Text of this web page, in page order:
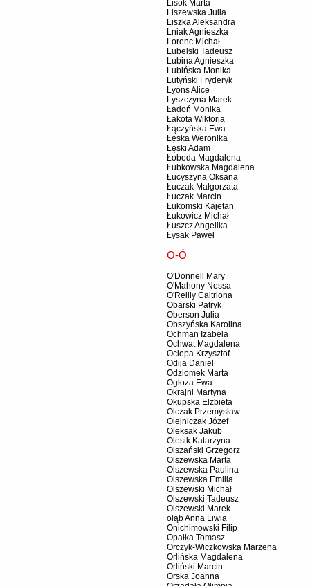
Lisok Marta
Liszewska Julia
Liszka Aleksandra
Lniak Agnieszka
Lorenc Michał
Lubelski Tadeusz
Lubina Agnieszka
Lubińska Monika
Lutyński Fryderyk
Lyons Alice
Lyszczyna Marek
Ładoń Monika
Łakota Wiktoria
Łączyńska Ewa
Łęska Weronika
Łęski Adam
Łoboda Magdalena
Łubkowska Magdalena
Łucyszyna Oksana
Łuczak Małgorzata
Łuczak Marcin
Łukomski Kajetan
Łukowicz Michał
Łuszcz Angelika
Łysak Paweł
O-Ó
O'Donnell Mary
O'Mahony Nessa
O'Reilly Caitriona
Obarski Patryk
Oberson Julia
Obszyńska Karolina
Ochman Izabela
Ochwat Magdalena
Ociepa Krzysztof
Odija Daniel
Odziomek Marta
Ogłoza Ewa
Okrajni Martyna
Okupska Elżbieta
Olczak Przemysław
Olejniczak Józef
Oleksak Jakub
Olesik Katarzyna
Olszański Grzegorz
Olszewska Marta
Olszewska Paulina
Olszewska Emilia
Olszewski Michał
Olszewski Tadeusz
Olszewski Marek
ołąb Anna Liwia
Onichimowski Filip
Opałka Tomasz
Orczyk-Wiczkowska Marzena
Orlińska Magdalena
Orliński Marcin
Orska Joanna